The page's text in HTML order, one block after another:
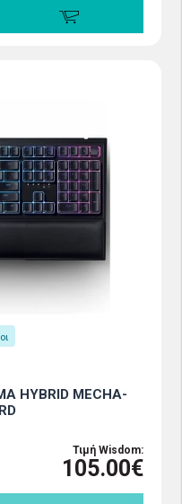
HYBRID MECHA-
Τιμή Wisdom:
105.00€